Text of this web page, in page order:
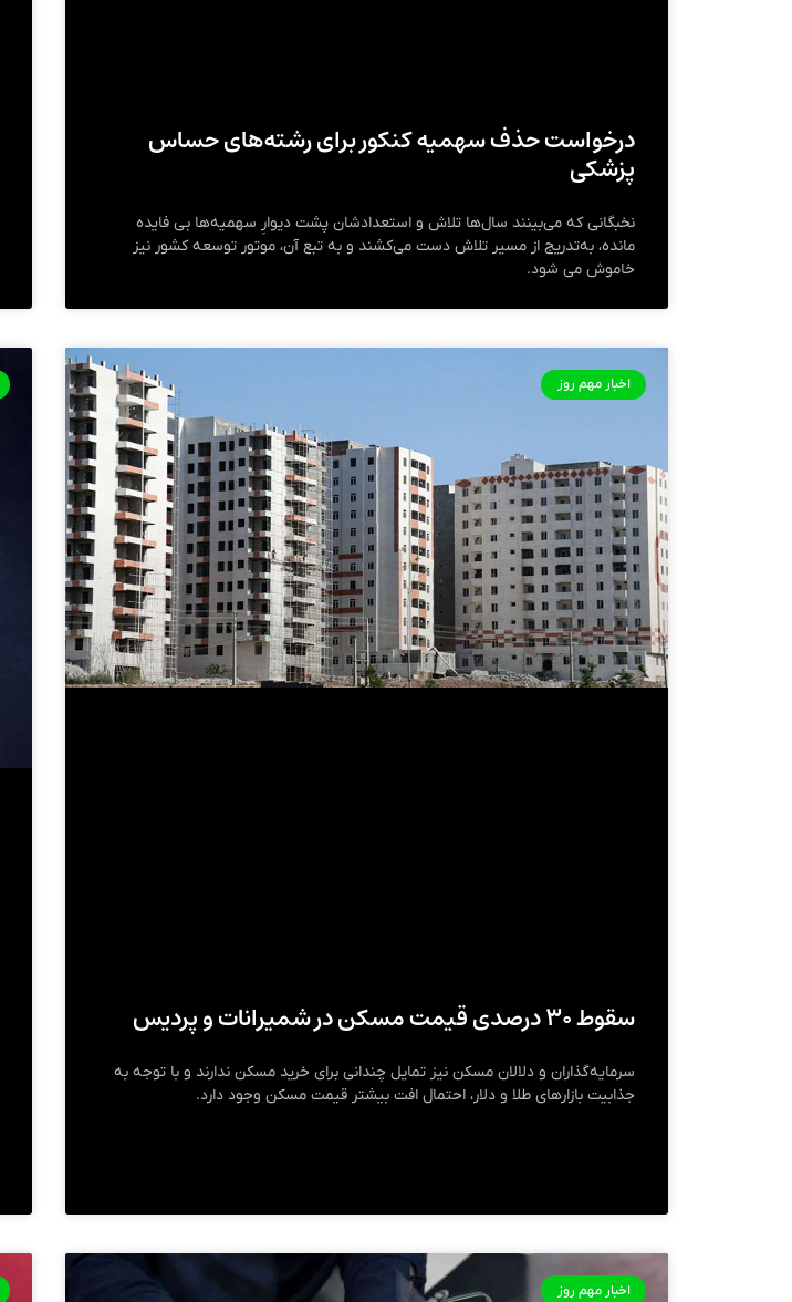
درخواست حذف سهمیه کنکور برای رشته‌های حساس
پزشکی
نخبگانی که می‌بینند سال‌ها تلاش و استعدادشان پشت دیوارِ سهمیه‌ها بی فایده
مانده، به‌تدریج از مسیر تلاش دست می‌کشند و به تبع آن، موتور توسعه کشور نیز
خاموش می شود.
اخبار مهم روز
سقوط ۳۰ درصدی قیمت مسکن در شمیرانات و پردیس
سرمایه‌گذاران و دلالان مسکن نیز تمایل چندانی برای خرید مسکن ندارند و با توجه به
جذابیت بازارهای طلا و دلار، احتمال افت بیشتر قیمت مسکن وجود دارد.
اخبار مهم روز